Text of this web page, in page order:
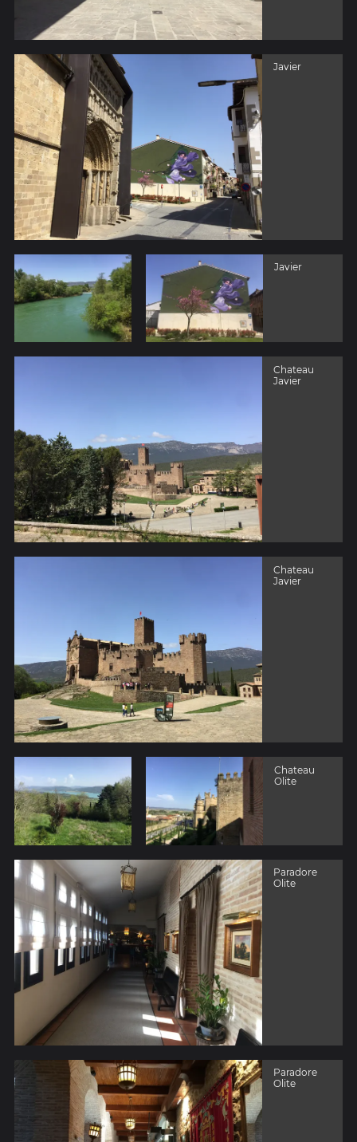
Javier
Javier
Chateau
Javier
Chateau
Javier
Chateau
Olite
Paradore
Olite
Paradore
Olite